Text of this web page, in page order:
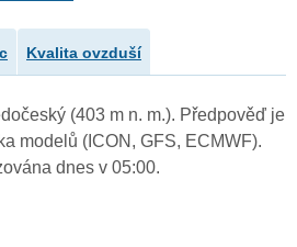
Kvalita ovzduší
(403 m n. m.). Předpověď je
modelů (ICON, GFS, ECMWF).
dnes v 05:00.